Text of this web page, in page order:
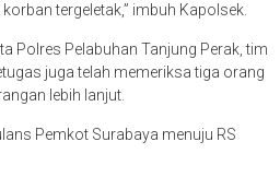
tergeletak,” imbuh Kapolsek.
Polres Pelabuhan Tanjung Perak, tim
juga telah memeriksa tiga orang
lebih lanjut.
Pemkot Surabaya menuju RS